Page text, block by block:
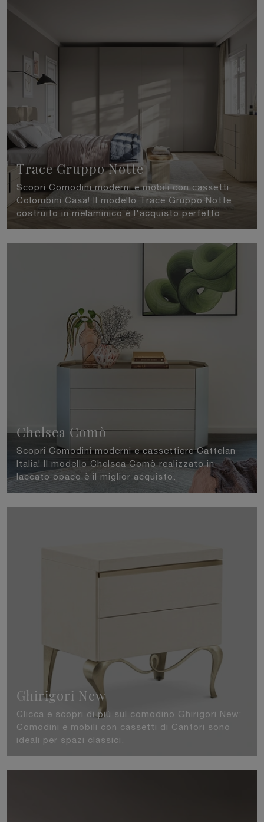
Trace Gruppo Notte
Scopri Comodini moderni e mobili con cassetti
Colombini Casa! Il modello Trace Gruppo Notte
costruito in melaminico è l'acquisto perfetto.
Chelsea Comò
Scopri Comodini moderni e cassettiere Cattelan
Italia! Il modello Chelsea Comò realizzato in
laccato opaco è il miglior acquisto.
Ghirigori New
Clicca e scopri di più sul comodino Ghirigori New:
Comodini e mobili con cassetti di Cantori sono
ideali per spazi classici.